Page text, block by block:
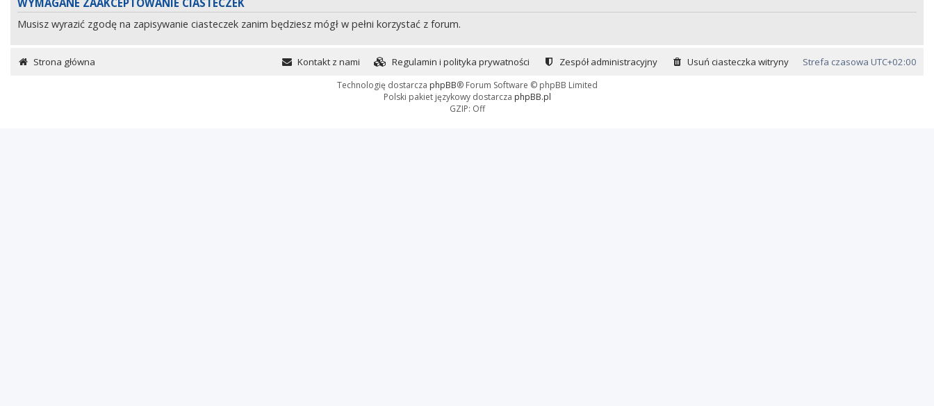
Musisz wyrazić zgodę na zapisywanie ciasteczek zanim będziesz mógł w pełni korzystać z forum.
Strona główna Strefa czasowa UTC+02:00
Usuń ciasteczka witryny
Zespół administracyjny
Regulamin i polityka prywatności
Kontakt z nami
Technologię dostarcza phpBB® Forum Software © phpBB Limited
Polski pakiet językowy dostarcza phpBB.pl
GZIP: Off